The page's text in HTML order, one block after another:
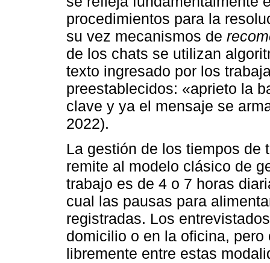
procedimientos para la
su vez mecanismos de
de los chats se utilizan
texto ingresado por los
preestablecidos: «aprieto la
clave y ya el mensaje se
2022).
La gestión de los tiempos de
remite al modelo clásico de
trabajo es de 4 o 7 horas
cual las pausas para
registradas. Los
domicilio o en la oficina,
libremente entre estas